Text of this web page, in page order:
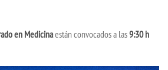
en Medicinaestán convocados a las9:30 h